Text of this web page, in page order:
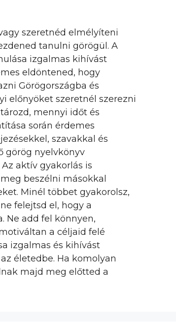
szeretnéd elmélyíteni
tanulni görögül. A
izgalmas kihívást
eldöntened, hogy
Görögországba és
előnyöket szeretnél szerezni
mennyi időt és
során érdemes
szavakkal és
görög nyelvkönyv
aktív gyakorlás is
beszélni másokkal
Minél többet gyakorolsz,
felejtsd el, hogy a
Ne add fel könnyen,
a céljaid felé
izgalmas és kihívást
életedbe. Ha komolyan
majd meg előtted a